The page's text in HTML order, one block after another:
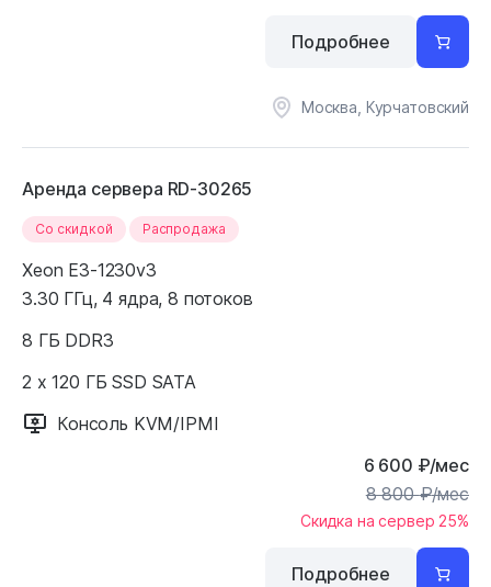
Москва, Курчатовский
Подробнее
Аренда сервера RD-30265
Cо скидкой Распродажа
Xeon E3-1230v3
3.30 ГГц, 4 ядра, 8 потоков
8 ГБ DDR3
2 x 120 ГБ SSD SATA
Консоль KVM/IPMI
6 600 ₽/мес
8 800₽/мес
Скидка на сервер 25%
Подробнее